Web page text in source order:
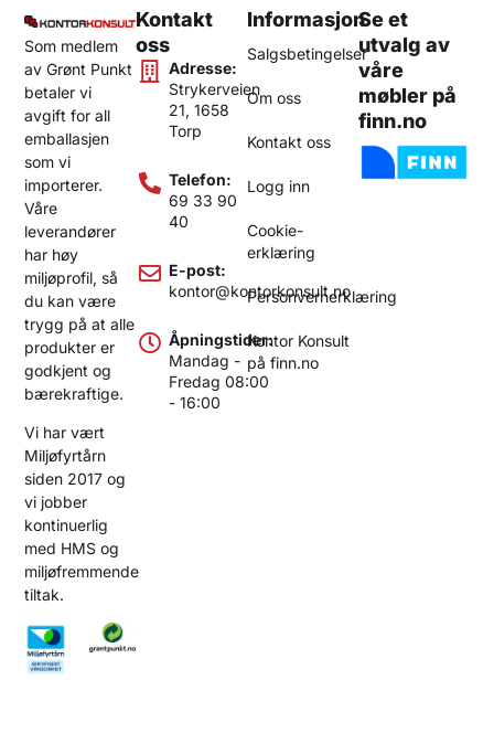
Som medlem
av Grønt Punkt
betaler vi
avgift for all
emballasjen
som vi
importerer.
Våre
leverandører
har høy
miljøprofil, så
du kan være
trygg på at alle
produkter er
godkjent og
bærekraftige.
Vi har vært
Miljøfyrtårn
siden 2017 og
vi jobber
kontinuerlig
med HMS og
miljøfremmende
tiltak.
Kontakt
oss
Adresse:
Strykerveien
21, 1658
Torp
Telefon:
69 33 90
40
E-post:
kontor@kontorkonsult.no
Åpningstider:
Mandag -
Fredag 08:00
- 16:00
Informasjon
Salgsbetingelser
Om oss
Kontakt oss
Logg inn
Cookie-
erklæring
Personvernerklæring
Kontor Konsult
på finn.no
Se et
utvalg av
våre
møbler på
finn.no